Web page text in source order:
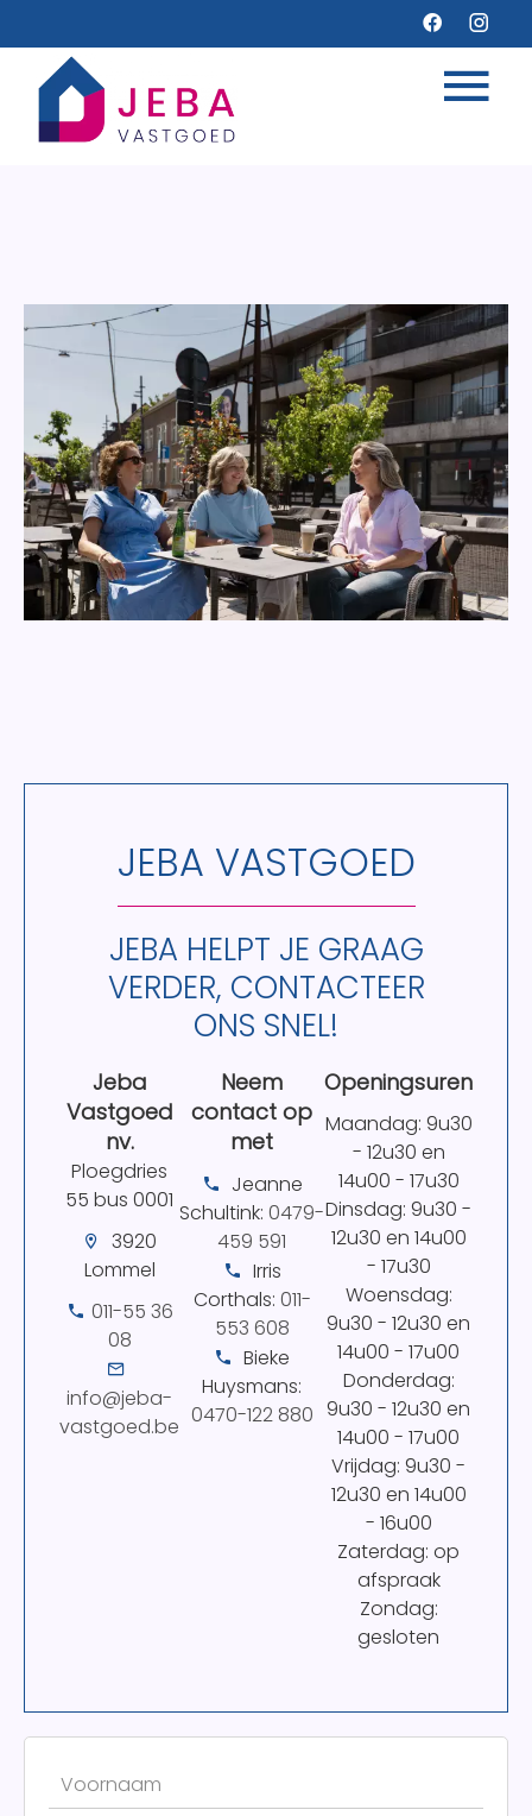
JEBA VASTGOED
JEBA HELPT JE GRAAG
VERDER, CONTACTEER
ONS SNEL!
Jeba
Vastgoed
nv.
Ploegdries
55 bus 0001
3920
Lommel
011-55 36
08
info@jeba-
vastgoed.be
Neem
contact op
met
Jeanne
Schultink: 0479-
459 591
Irris
Corthals: 011-
553 608
Bieke
Huysmans:
0470-122 880
Openingsuren
Maandag: 9u30
- 12u30 en
14u00 - 17u30
Dinsdag: 9u30 -
12u30 en 14u00
- 17u30
Woensdag:
9u30 - 12u30 en
14u00 - 17u00
Donderdag:
9u30 - 12u30 en
14u00 - 17u00
Vrijdag: 9u30 -
12u30 en 14u00
- 16u00
Zaterdag: op
afspraak
Zondag:
gesloten